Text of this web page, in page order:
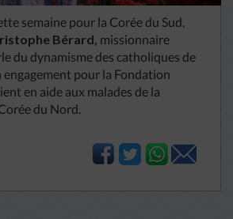
semaine pour la Corée du Sud,
Bérard, missionnaire
du dynamisme des catholiques de
engagement pour la Fondation
en aide aux malades de la
du Nord.